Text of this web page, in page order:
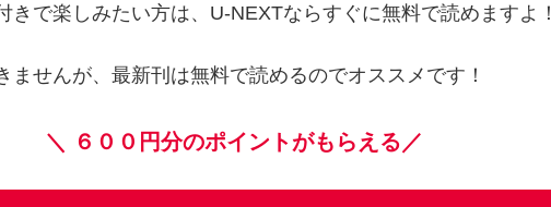
きで楽しみたい方は、U-NEXTならすぐに無料で読めますよ！
ませんが、最新刊は無料で読めるのでオススメです！
＼ ６００円分のポイントがもらえる／